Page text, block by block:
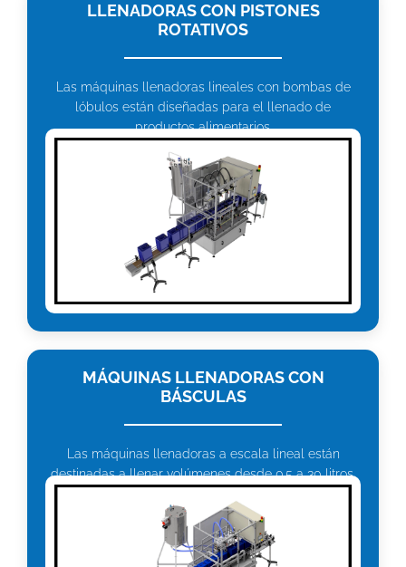
LLENADORAS CON PISTONES
ROTATIVOS
Las máquinas llenadoras lineales con bombas de
lóbulos están diseñadas para el llenado de
productos alimentarios.
MÁQUINAS LLENADORAS CON
BÁSCULAS
Las máquinas llenadoras a escala lineal están
destinadas a llenar volúmenes desde 0.5 a 30 litros.